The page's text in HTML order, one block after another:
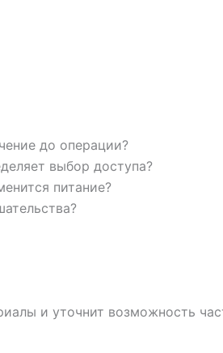
до операции?
выбор доступа?
питание?
и уточнит возможность